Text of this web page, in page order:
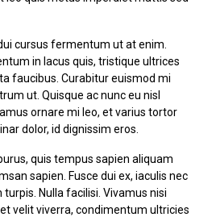
cursus fermentum ut at enim.
in lacus quis, tristique ultrices
faucibus. Curabitur euismod mi
ut. Quisque ac nunc eu nisl
ornare mi leo, et varius tortor
dolor, id dignissim eros.
quis tempus sapien aliquam
sapien. Fusce dui ex, iaculis nec
Nulla facilisi. Vivamus nisi
velit viverra, condimentum ultricies